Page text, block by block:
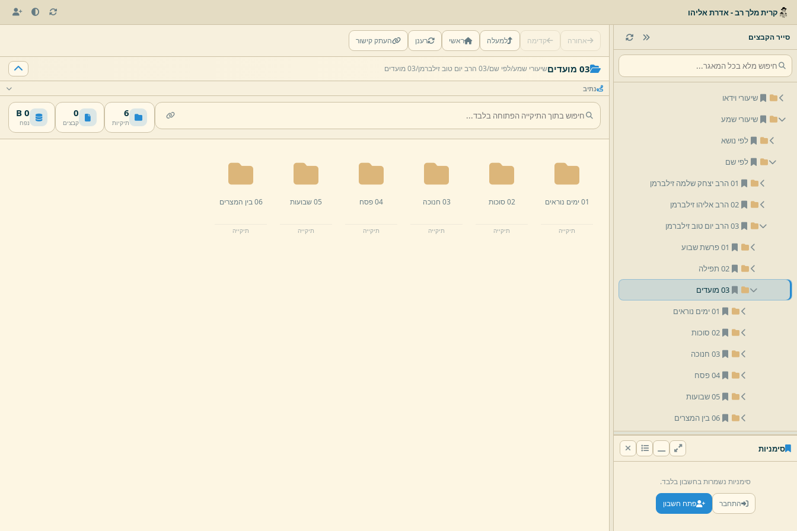
קרית מלך רב - אדרת אליהו
סייר הקבצים
שיעורי וידאו
שיעורי שמע
לפי נושא
לפי שם
01 הרב יצחק שלמה זילברמן
02 הרב אליהו זילברמן
03 הרב יום טוב זילברמן
01 פרשת שבוע
02 תפילה
03 מועדים
01 ימים נוראים
02 סוכות
03 חנוכה
04 פסח
05 שבועות
06 בין המצרים
05 לתלמידים
07 נוסח לימים נוראים
08 שיעורים לבנות
04 הרב משולם וורמסר
סימניות
סימניות נשמרות בחשבון בלבד.
התחבר פתח חשבון
אחורה קדימה למעלה ראשי רענן העתק קישור
03 מועדים שיעורי שמע/לפי שם/03 הרב יום טוב זילברמן/ 03 מועדים
נתיב
6
תיקיות
0
קבצים
0 B
נפח
01 ימים נוראים
תיקייה
02 סוכות
תיקייה
03 חנוכה
תיקייה
04 פסח
תיקייה
05 שבועות
תיקייה
06 בין המצרים
תיקייה